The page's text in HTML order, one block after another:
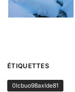
ÉTIQUETTES
0lcbuo98axlde81